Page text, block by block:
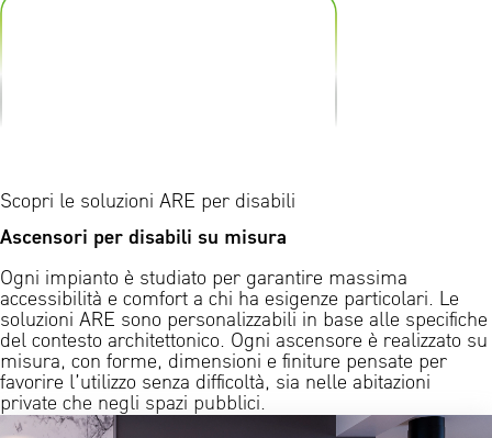
Scopri le soluzioni ARE per disabili
Ascensori per disabili su misura
Ogni impianto è studiato per garantire massima
accessibilità e comfort a chi ha esigenze particolari. Le
soluzioni ARE sono personalizzabili in base alle specifiche
del contesto architettonico. Ogni ascensore è realizzato su
misura, con forme, dimensioni e finiture pensate per
favorire l’utilizzo senza difficoltà, sia nelle abitazioni
private che negli spazi pubblici.